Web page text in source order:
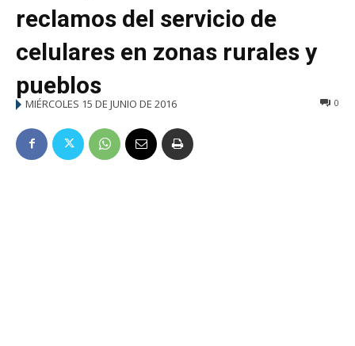
reclamos del servicio de
celulares en zonas rurales y
pueblos
MIÉRCOLES 15 DE JUNIO DE 2016 0